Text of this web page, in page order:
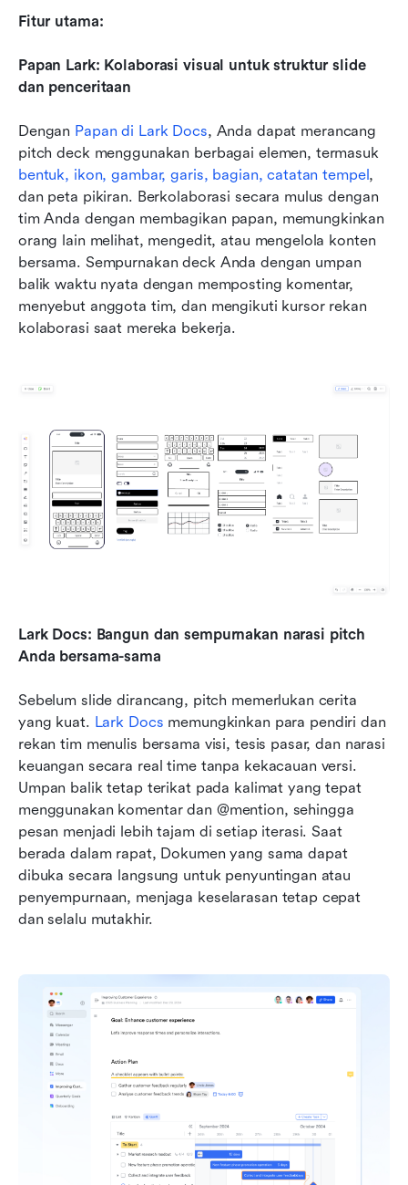
Fitur utama:
Papan Lark: Kolaborasi visual untuk struktur slide
dan penceritaan
Dengan Papan di Lark Docs, Anda dapat merancang
bentuk, ikon, gambar, garis, bagian, catatan tempel,
dan peta pikiran. Berkolaborasi secara mulus dengan
tim Anda dengan membagikan papan, memungkinkan
orang lain melihat, mengedit, atau mengelola konten
bersama. Sempurnakan deck Anda dengan umpan
balik waktu nyata dengan memposting komentar,
menyebut anggota tim, dan mengikuti kursor rekan
kolaborasi saat mereka bekerja.
Lark Docs: Bangun dan sempurnakan narasi pitch
Anda bersama-sama
Sebelum slide dirancang, pitch memerlukan cerita
yang kuat. Lark Docs memungkinkan para pendiri dan
rekan tim menulis bersama visi, tesis pasar, dan narasi
keuangan secara real time tanpa kekacauan versi.
Umpan balik tetap terikat pada kalimat yang tepat
menggunakan komentar dan @mention, sehingga
pesan menjadi lebih tajam di setiap iterasi. Saat
berada dalam rapat, Dokumen yang sama dapat
dibuka secara langsung untuk penyuntingan atau
penyempurnaan, menjaga keselarasan tetap cepat
dan selalu mutakhir.